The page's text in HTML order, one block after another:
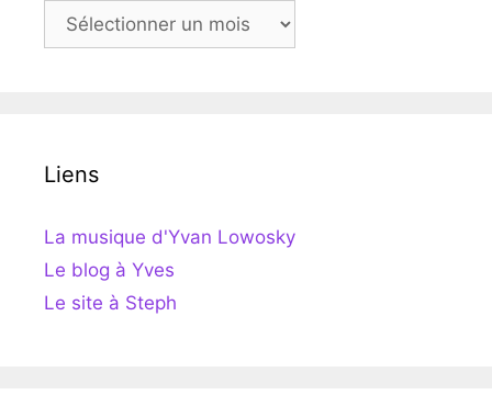
Archives
Liens
La musique d'Yvan Lowosky
Le blog à Yves
Le site à Steph